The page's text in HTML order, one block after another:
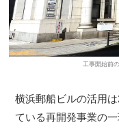
工事開始前
横浜郵船ビルの活用
ている再開発事業の